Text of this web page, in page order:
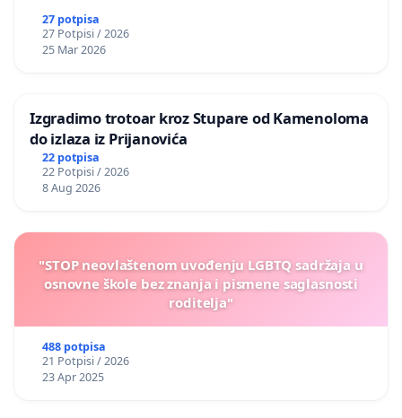
27 potpisa
27 Potpisi / 2026
25 Mar 2026
Izgradimo trotoar kroz Stupare od Kamenoloma
do izlaza iz Prijanovića
22 potpisa
22 Potpisi / 2026
8 Aug 2026
"STOP neovlaštenom uvođenju LGBTQ sadržaja u
osnovne škole bez znanja i pismene saglasnosti
roditelja"
488 potpisa
21 Potpisi / 2026
23 Apr 2025